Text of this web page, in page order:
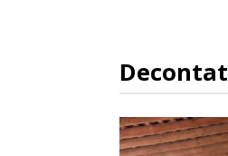
Decontat